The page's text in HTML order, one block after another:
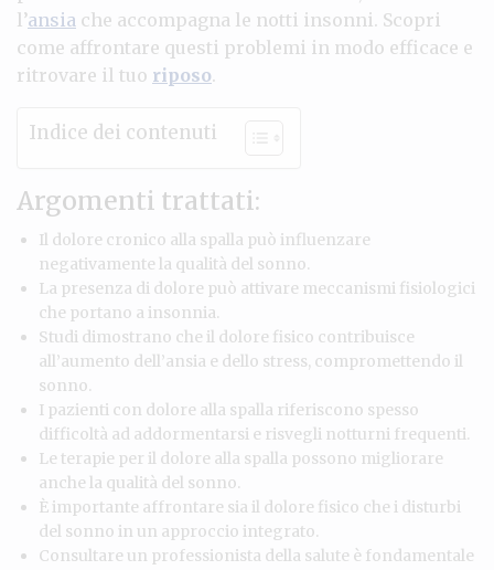
l’ansia che accompagna le notti insonni. Scopri
come affrontare questi problemi in modo efficace e
ritrovare il tuo riposo.
Indice dei contenuti
Argomenti trattati:
Il dolore cronico alla spalla può influenzare
negativamente la qualità del sonno.
La presenza di dolore può attivare meccanismi fisiologici
che portano a insonnia.
Studi dimostrano che il dolore fisico contribuisce
all’aumento dell’ansia e dello stress, compromettendo il
sonno.
I pazienti con dolore alla spalla riferiscono spesso
difficoltà ad addormentarsi e risvegli notturni frequenti.
Le terapie per il dolore alla spalla possono migliorare
anche la qualità del sonno.
È importante affrontare sia il dolore fisico che i disturbi
del sonno in un approccio integrato.
Consultare un professionista della salute è fondamentale